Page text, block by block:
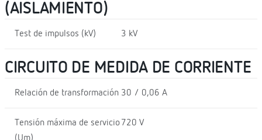
(AISLAMIENTO)
Test de impulsos (kV) 3 kV
CIRCUITO DE MEDIDA DE CORRIENTE
Relación de transformación 30 / 0,06 A
Tensión máxima de servicio 720 V